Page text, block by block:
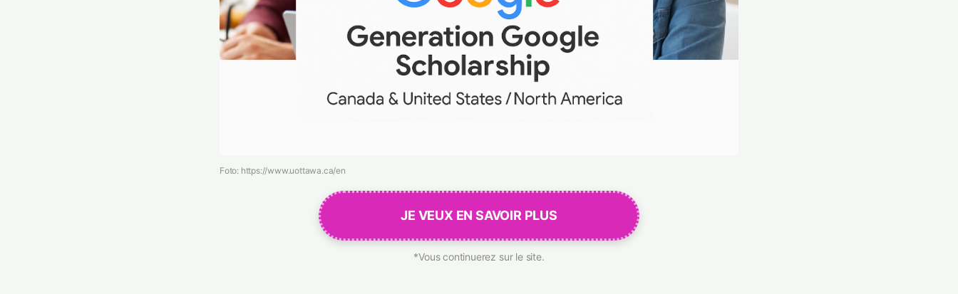
Foto: https://www.uottawa.ca/en
JE VEUX EN SAVOIR PLUS
*Vous continuerez sur le site.